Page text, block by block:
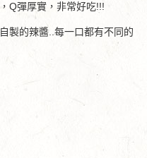
Q彈厚實，非常好吃!!!
製的辣醬..每一口都有不同的